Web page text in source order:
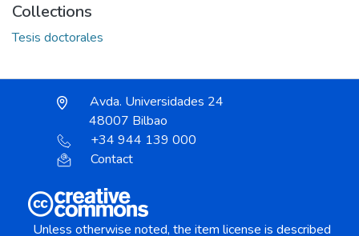
Collections
Tesis doctorales
Avda. Universidades 24
48007 Bilbao
+34 944 139 000
Contact
Unless otherwise noted, the item license is described